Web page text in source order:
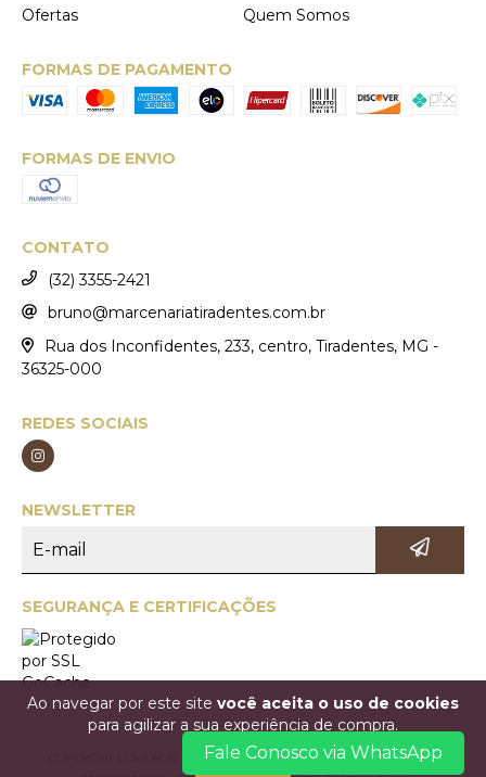
Ao navegar por este site você aceita o uso de cookies
para agilizar a sua experiência de compra.
Ofertas Quem Somos
FORMAS DE PAGAMENTO
FORMAS DE ENVIO
CONTATO
(32) 3355-2421
bruno@marcenariatiradentes.com.br
Rua dos Inconfidentes, 233, centro, Tiradentes, MG -
36325-000
REDES SOCIAIS
NEWSLETTER
SEGURANÇA E CERTIFICAÇÕES
COPYRIGHT COMERCIO DE MÓVEIS MARCENARIA TIRADENTES LTDA. -
Fale Conosco via WhatsApp